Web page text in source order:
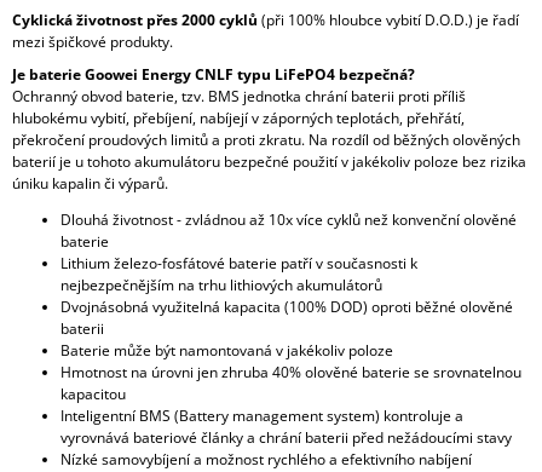
Cyklická životnost přes 2000 cyklů (při 100% hloubce vybití D.O.D.) je řadí
mezi špičkové produkty.
Je baterie Goowei Energy CNLF typu LiFePO4 bezpečná?
Ochranný obvod baterie, tzv. BMS jednotka chrání baterii proti příliš
hlubokému vybití, přebíjení, nabíjejí v záporných teplotách, přehřátí,
překročení proudových limitů a proti zkratu. Na rozdíl od běžných olověných
baterií je u tohoto akumulátoru bezpečné použití v jakékoliv poloze bez rizika
úniku kapalin či výparů.
Dlouhá životnost - zvládnou až 10x více cyklů než konvenční olověné
baterie
Lithium železo-fosfátové baterie patří v současnosti k
nejbezpečnějším na trhu lithiových akumulátorů
Dvojnásobná využitelná kapacita (100% DOD) oproti běžné olověné
baterii
Baterie může být namontovaná v jakékoliv poloze
Hmotnost na úrovni jen zhruba 40% olověné baterie se srovnatelnou
kapacitou
Inteligentní BMS (Battery management system) kontroluje a
vyrovnává bateriové články a chrání baterii před nežádoucími stavy
Nízké samovybíjení a možnost rychlého a efektivního nabíjení